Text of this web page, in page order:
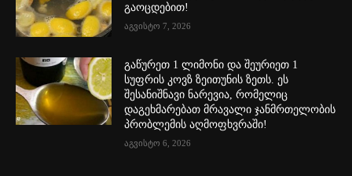
გაოცდებით!
აგვისტო 7, 2026
გაწურეთ 1 ლიმონი და შეურიეთ 1
სუფრის კოვზ ზეითუნის ზეთს. ეს
შესანიშნავი ნარევია, რომელიც
დაგეხმარებათ მრავალი ჯანმრთელობის
პრობლემის აღმოფხვრაში!
აგვისტო 6, 2026